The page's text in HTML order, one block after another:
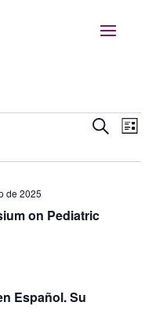
vistas
de
Buscar
de
Lista
on Pediatric
de 2025
Español. Su